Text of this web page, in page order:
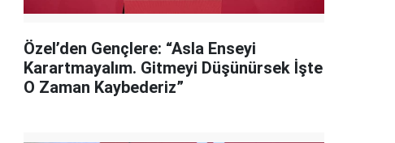
Özel’den Gençlere: “Asla Enseyi
Karartmayalım. Gitmeyi Düşünürsek İşte
O Zaman Kaybederiz”